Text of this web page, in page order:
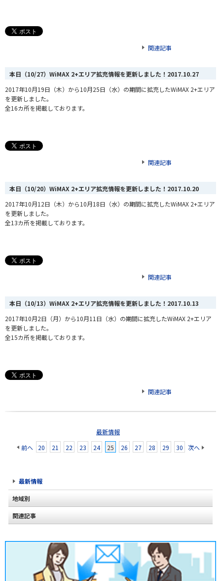
関連記事
本日（10/27）WiMAX 2+エリア拡充情報を更新しました！ 2017.10.27
2017年10月19日（木）から10月25日（水）の期間に拡充したWiMAX 2+エリア
を更新しました。
全16カ所を掲載しております。
関連記事
本日（10/20）WiMAX 2+エリア拡充情報を更新しました！ 2017.10.20
2017年10月12日（木）から10月18日（水）の期間に拡充したWiMAX 2+エリア
を更新しました。
全13カ所を掲載しております。
関連記事
本日（10/13）WiMAX 2+エリア拡充情報を更新しました！ 2017.10.13
2017年10月2日（月）から10月11日（水）の期間に拡充したWiMAX 2+エリア
を更新しました。
全15カ所を掲載しております。
関連記事
最新情報
前へ
20 21 22 23 24 25 26 27 28 29 30 次へ
最新情報
地域別
北海道
甲信越
関連記事
2020年1月(2)
2019年12月(2)